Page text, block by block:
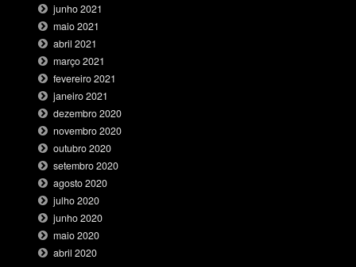
junho 2021
maio 2021
abril 2021
março 2021
fevereiro 2021
janeiro 2021
dezembro 2020
novembro 2020
outubro 2020
setembro 2020
agosto 2020
julho 2020
junho 2020
maio 2020
abril 2020